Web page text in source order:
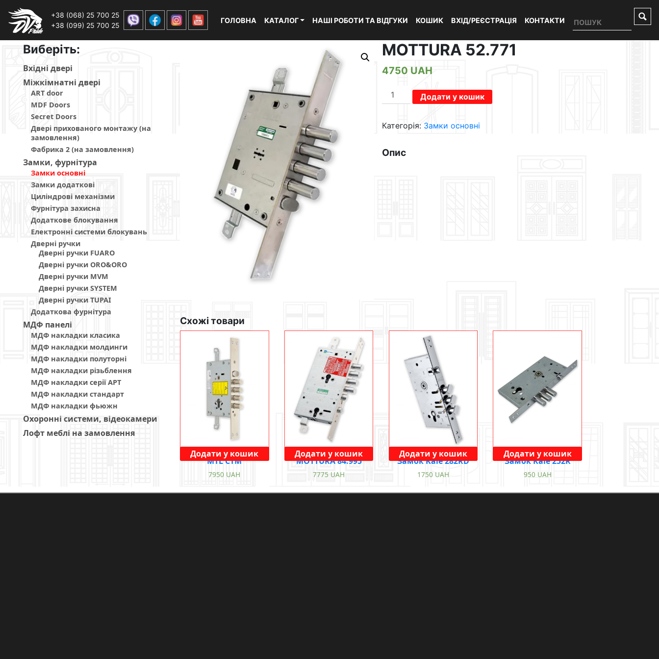
+38 (068) 25 700 25
+38 (099) 25 700 25
ГОЛОВНА КАТАЛОГ НАШІ РОБОТИ ТА ВІДГУКИ КОШИК ВХІД/РЕЄСТРАЦІЯ КОНТАКТИ
Виберiть:
Вхiднi дверi
Мiжкiмнатнi дверi
ART door
MDF Doors
Secret Doors
Двері прихованого монтажу (на
замовлення)
Фабрика 2 (на замовлення)
Замки, фурнітура
Замки основні
Замки додаткові
Циліндрові механізми
Фурнітура захисна
Додаткове блокування
Електронні системи блокувань
Дверні ручки
Дверні ручки FUARO
Дверні ручки ORO&ORO
Дверні ручки MVM
Дверні ручки SYSTEM
Дверні ручки TUPAI
Додаткова фурнітура
МДФ панелi
МДФ накладки класика
МДФ накладки молдинги
МДФ накладки полуторні
МДФ накладки різьблення
МДФ накладки серії АРТ
МДФ накладки стандарт
МДФ накладки фьюжн
Охоронні системи, відеокамери
Лофт меблі на замовлення
MOTTURA 52.771
4750 UAH
MOTTURA
52.771
Додати у кошик
Категорія: Замки основні
Опис
Схожі товари
MTL CTM
7950 UAH
Додати у кошик
MOTTURA 84.995
7775 UAH
Додати у кошик
Замок Kale 282RD
1750 UAH
Додати у кошик
Замок Kale 252R
950 UAH
Додати у кошик